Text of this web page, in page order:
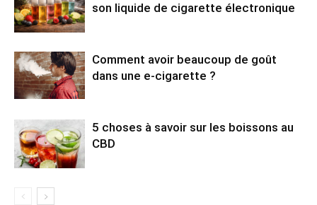
son liquide de cigarette électronique
Comment avoir beaucoup de goût
dans une e-cigarette ?
5 choses à savoir sur les boissons au
CBD